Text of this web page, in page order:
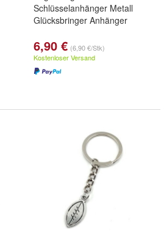
Schlüsselanhänger Metall
Glücksbringer Anhänger
6,90 € (6,90 €/Stk)
Kostenloser Versand